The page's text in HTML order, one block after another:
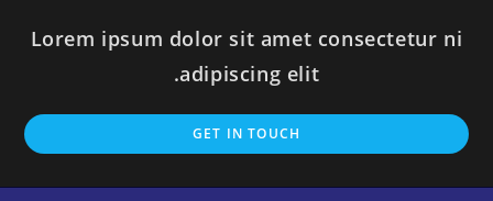
Lorem ipsum dolor sit amet consectetur ni
adipiscing elit.
GET IN TOUCH